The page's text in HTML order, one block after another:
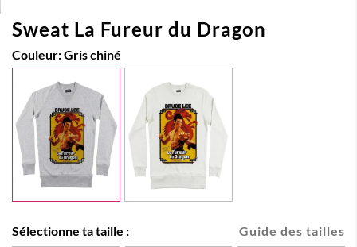
Sweat La Fureur du Dragon
Couleur:Gris chiné
Guide des tailles
Sélectionne ta taille :